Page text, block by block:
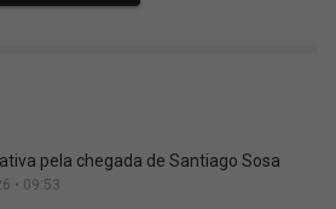
pela chegada de Santiago Sosa
• 09:53